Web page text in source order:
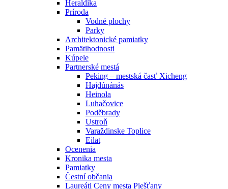
Heraldika
Príroda
Vodné plochy
Parky
Architektonické pamiatky
Pamätihodnosti
Kúpele
Partnerské mestá
Peking – mestská časť Xicheng
Hajdúnánás
Heinola
Luhačovice
Poděbrady
Ustroň
Varaždinske Toplice
Eilat
Ocenenia
Kronika mesta
Pamiatky
Čestní občania
Laureáti Ceny mesta Piešťany